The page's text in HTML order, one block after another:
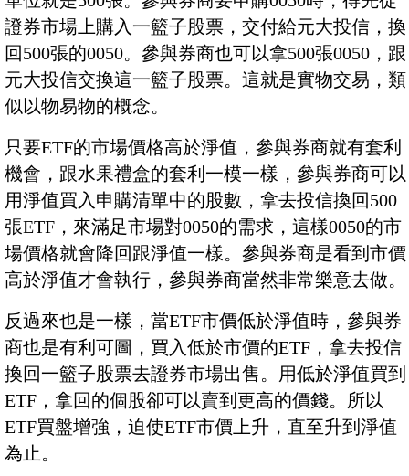
證券市場上購入一籃子股票，交付給元大投信，換
回500張的0050。參與券商也可以拿500張0050，跟
元大投信交換這一籃子股票。這就是實物交易，類
似以物易物的概念。
只要ETF的市場價格高於淨值，參與券商就有套利
機會，跟水果禮盒的套利一模一樣，參與券商可以
用淨值買入申購清單中的股數，拿去投信換回500
張ETF，來滿足市場對0050的需求，這樣0050的市
場價格就會降回跟淨值一樣。參與券商是看到市價
高於淨值才會執行，參與券商當然非常樂意去做。
反過來也是一樣，當ETF市價低於淨值時，參與券
商也是有利可圖，買入低於市價的ETF，拿去投信
換回一籃子股票去證券市場出售。用低於淨值買到
ETF，拿回的個股卻可以賣到更高的價錢。所以
ETF買盤增強，迫使ETF市價上升，直至升到淨值
為止。